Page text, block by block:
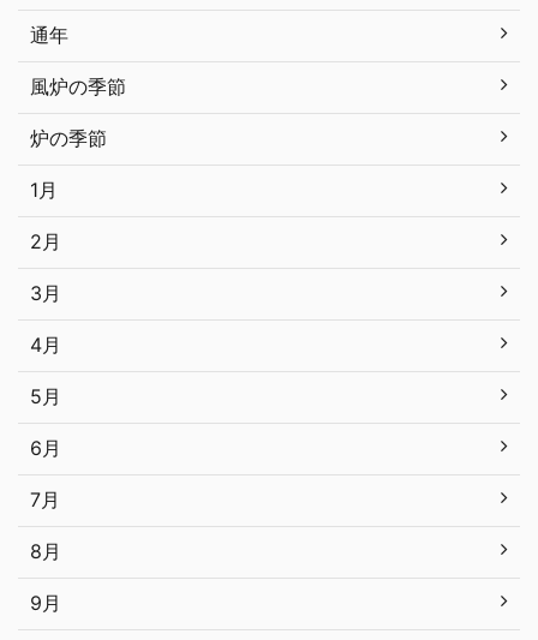
通年
風炉の季節
炉の季節
1月
2月
3月
4月
5月
6月
7月
8月
9月